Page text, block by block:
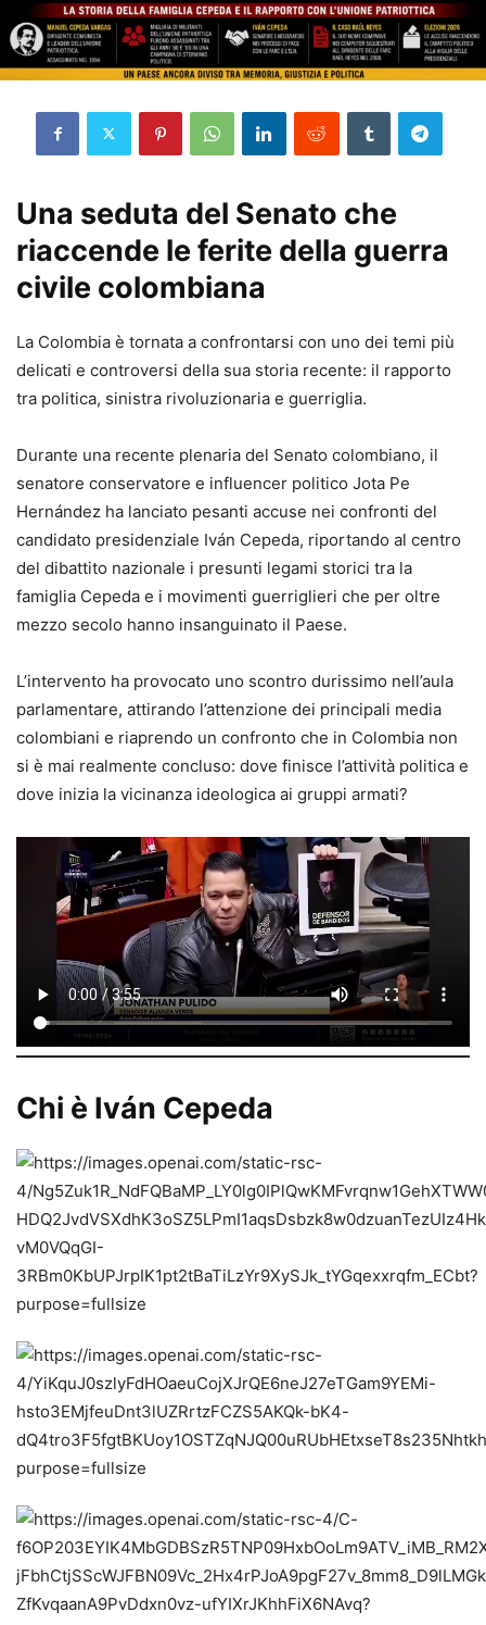
Una seduta del Senato che
riaccende le ferite della guerra
civile colombiana
La Colombia è tornata a confrontarsi con uno dei temi più
delicati e controversi della sua storia recente: il rapporto
tra politica, sinistra rivoluzionaria e guerriglia.
Durante una recente plenaria del Senato colombiano, il
senatore conservatore e influencer politico Jota Pe
Hernández ha lanciato pesanti accuse nei confronti del
candidato presidenziale Iván Cepeda, riportando al centro
del dibattito nazionale i presunti legami storici tra la
famiglia Cepeda e i movimenti guerriglieri che per oltre
mezzo secolo hanno insanguinato il Paese.
L’intervento ha provocato uno scontro durissimo nell’aula
parlamentare, attirando l’attenzione dei principali media
colombiani e riaprendo un confronto che in Colombia non
si è mai realmente concluso: dove finisce l’attività politica e
dove inizia la vicinanza ideologica ai gruppi armati?
Chi è Iván Cepeda